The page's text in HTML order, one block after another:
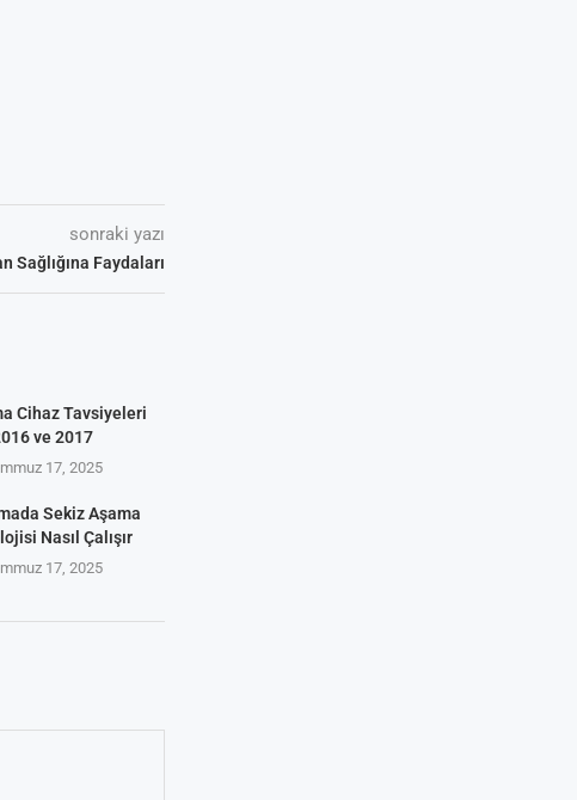
sonraki yazı
Sağlığına Faydaları
Cihaz Tavsiyeleri
ve 2017
17, 2025
Sekiz Aşama
Nasıl Çalışır
17, 2025